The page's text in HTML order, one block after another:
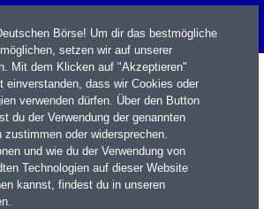
Börse! Um dir das bestmögliche
setzen wir auf unserer
Mit dem Klicken auf "Akzeptieren"
einverstanden, dass wir Cookies oder
verwenden dürfen. Über den Button
du der Verwendung der genannten
zustimmen oder widersprechen.
und wie du der Verwendung von
Technologien auf dieser Website
kannst, findest du in unseren
.